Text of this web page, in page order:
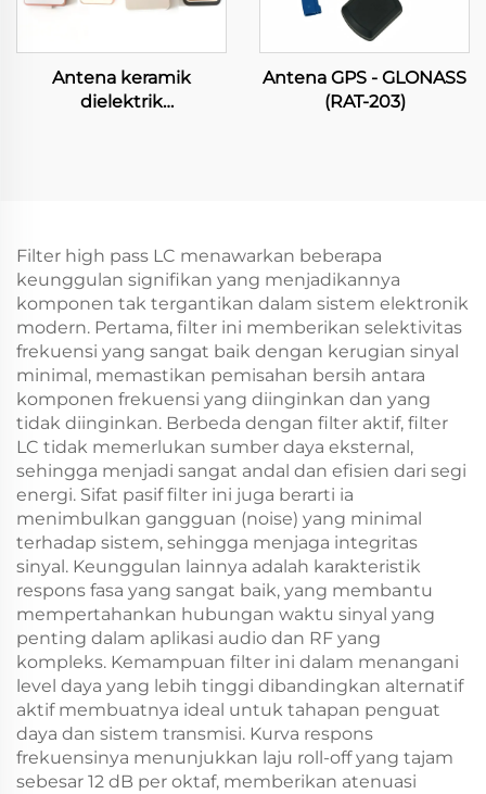
Antena keramik
dielektrik
Antena GPS - GLONASS
(RAT-203)
Filter high pass LC menawarkan beberapa
keunggulan signifikan yang menjadikannya
komponen tak tergantikan dalam sistem elektronik
modern. Pertama, filter ini memberikan selektivitas
frekuensi yang sangat baik dengan kerugian sinyal
minimal, memastikan pemisahan bersih antara
komponen frekuensi yang diinginkan dan yang
tidak diinginkan. Berbeda dengan filter aktif, filter
LC tidak memerlukan sumber daya eksternal,
sehingga menjadi sangat andal dan efisien dari segi
energi. Sifat pasif filter ini juga berarti ia
menimbulkan gangguan (noise) yang minimal
terhadap sistem, sehingga menjaga integritas
sinyal. Keunggulan lainnya adalah karakteristik
respons fasa yang sangat baik, yang membantu
mempertahankan hubungan waktu sinyal yang
penting dalam aplikasi audio dan RF yang
kompleks. Kemampuan filter ini dalam menangani
level daya yang lebih tinggi dibandingkan alternatif
aktif membuatnya ideal untuk tahapan penguat
daya dan sistem transmisi. Kurva respons
frekuensinya menunjukkan laju roll-off yang tajam
sebesar 12 dB per oktaf, memberikan atenuasi